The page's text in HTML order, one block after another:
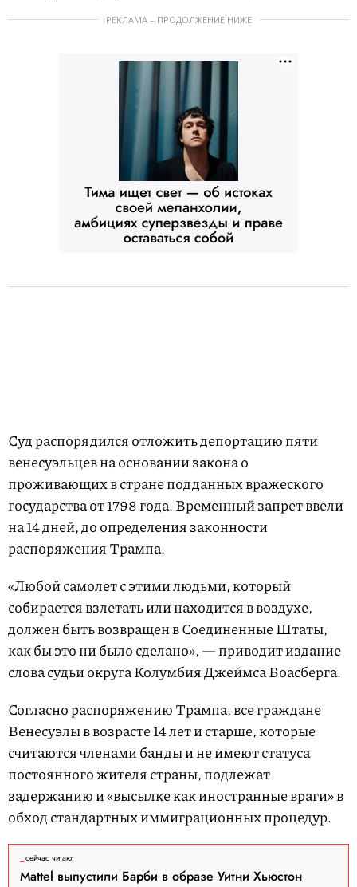
РЕКЛАМА – ПРОДОЛЖЕНИЕ НИЖЕ
Суд распорядился отложить депортацию пяти
венесуэльцев на основании закона о
проживающих в стране подданных вражеского
государства от 1798 года. Временный запрет ввели
на 14 дней, до определения законности
распоряжения Трампа.
«Любой самолет с этими людьми, который
собирается взлетать или находится в воздухе,
должен быть возвращен в Соединенные Штаты,
как бы это ни было сделано», — приводит издание
слова судьи округа Колумбия Джеймса Боасберга.
Согласно распоряжению Трампа, все граждане
Венесуэлы в возрасте 14 лет и старше, которые
считаются членами банды и не имеют статуса
постоянного жителя страны, подлежат
задержанию и «высылке как иностранные враги» в
обход стандартных иммиграционных процедур.
сейчас читают
Mattel выпустили Барби в образе Уитни Хьюстон